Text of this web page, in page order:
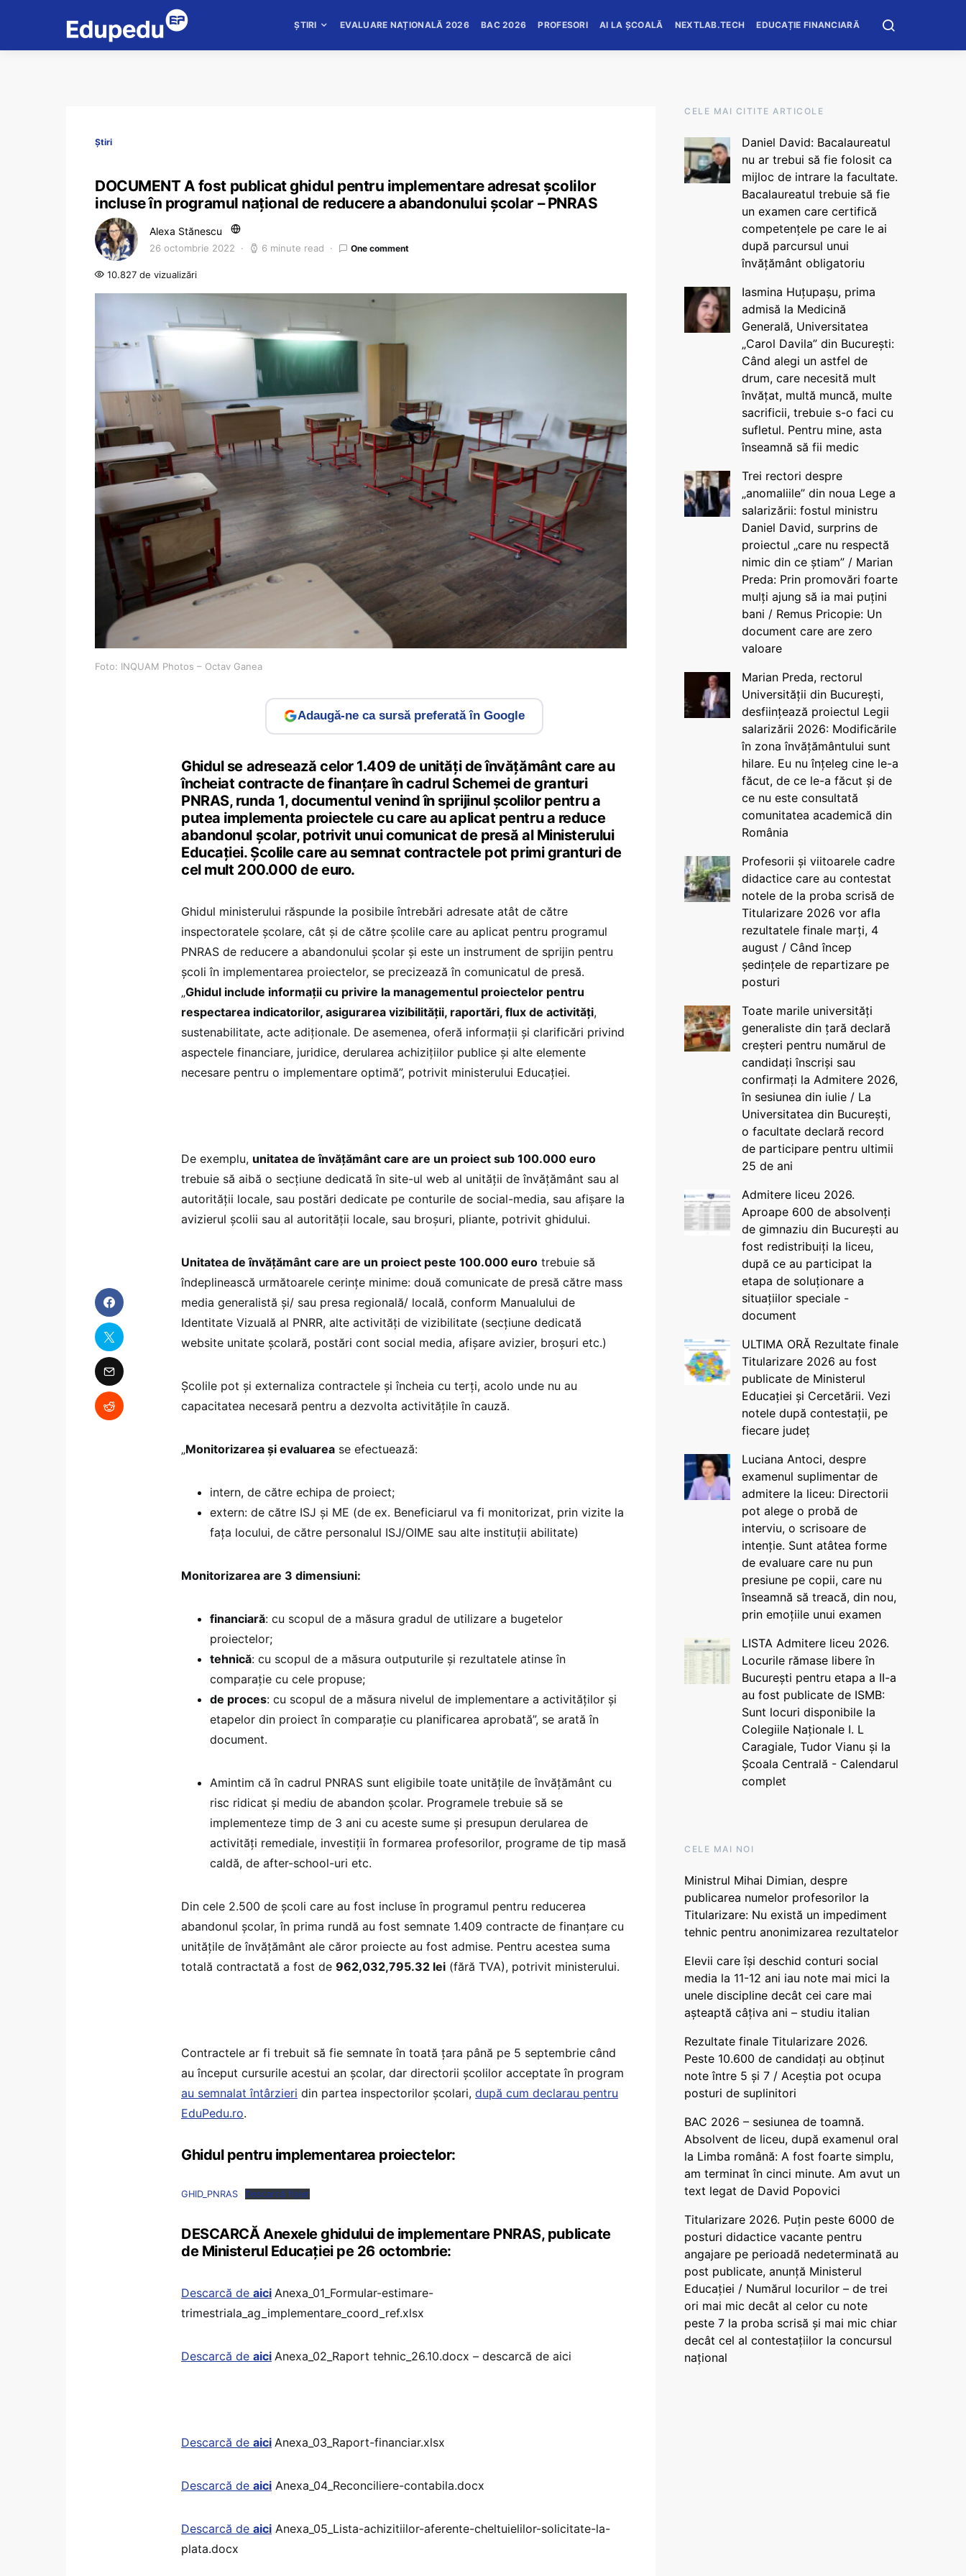
ȘTIRI EVALUARE NAȚIONALĂ 2026 BAC 2026 PROFESORI AI LA ȘCOALĂ NEXTLAB.TECH EDUCAȚIE FINANCIARĂ
Știri
DOCUMENT A fost publicat ghidul pentru implementare adresat școlilor
incluse în programul național de reducere a abandonului școlar – PNRAS
Alexa Stănescu
26 octombrie 2022 6 minute read One comment
10.827 de vizualizări
Foto: INQUAM Photos – Octav Ganea
Adaugă-ne ca sursă preferată în Google
Ghidul se adresează celor 1.409 de unități de învățământ care au
încheiat contracte de finanțare în cadrul Schemei de granturi
PNRAS, runda 1, documentul venind în sprijinul școlilor pentru a
putea implementa proiectele cu care au aplicat pentru a reduce
abandonul școlar, potrivit unui comunicat de presă al Ministerului
Educației. Școlile care au semnat contractele pot primi granturi de
cel mult 200.000 de euro.
Ghidul ministerului răspunde la posibile întrebări adresate atât de către
inspectoratele școlare, cât și de către școlile care au aplicat pentru programul
PNRAS de reducere a abandonului școlar și este un instrument de sprijin pentru
școli în implementarea proiectelor, se precizează în comunicatul de presă.
„Ghidul include informații cu privire la managementul proiectelor pentru
respectarea indicatorilor, asigurarea vizibilității, raportări, flux de activități,
sustenabilitate, acte adiționale. De asemenea, oferă informații și clarificări privind
aspectele financiare, juridice, derularea achizițiilor publice și alte elemente
necesare pentru o implementare optimă”, potrivit ministerului Educației.
De exemplu, unitatea de învățământ care are un proiect sub 100.000 euro
trebuie să aibă o secțiune dedicată în site-ul web al unității de învățământ sau al
autorității locale, sau postări dedicate pe conturile de social-media, sau afișare la
avizierul școlii sau al autorității locale, sau broșuri, pliante, potrivit ghidului.
Unitatea de învățământ care are un proiect peste 100.000 euro trebuie să
îndeplinească următoarele cerințe minime: două comunicate de presă către mass
media generalistă și/ sau presa regională/ locală, conform Manualului de
Identitate Vizuală al PNRR, alte activități de vizibilitate (secțiune dedicată
website unitate școlară, postări cont social media, afișare avizier, broșuri etc.)
Școlile pot și externaliza contractele și încheia cu terți, acolo unde nu au
capacitatea necesară pentru a dezvolta activitățile în cauză.
„Monitorizarea și evaluarea se efectuează:
intern, de către echipa de proiect;
extern: de către ISJ și ME (de ex. Beneficiarul va fi monitorizat, prin vizite la
fața locului, de către personalul ISJ/OIME sau alte instituții abilitate)
Monitorizarea are 3 dimensiuni:
financiară: cu scopul de a măsura gradul de utilizare a bugetelor
proiectelor;
tehnică: cu scopul de a măsura outputurile și rezultatele atinse în
comparație cu cele propuse;
de proces: cu scopul de a măsura nivelul de implementare a activităților și
etapelor din proiect în comparație cu planificarea aprobată”, se arată în
document.
Amintim că în cadrul PNRAS sunt eligibile toate unitățile de învățământ cu
risc ridicat și mediu de abandon școlar. Programele trebuie să se
implementeze timp de 3 ani cu aceste sume și presupun derularea de
activități remediale, investiții în formarea profesorilor, programe de tip masă
caldă, de after-school-uri etc.
Din cele 2.500 de școli care au fost incluse în programul pentru reducerea
abandonul școlar, în prima rundă au fost semnate 1.409 contracte de finanțare cu
unitățile de învățământ ale căror proiecte au fost admise. Pentru acestea suma
totală contractată a fost de 962,032,795.32 lei (fără TVA), potrivit ministerului.
Contractele ar fi trebuit să fie semnate în toată țara până pe 5 septembrie când
au început cursurile acestui an școlar, dar directorii școlilor acceptate în program
au semnalat întârzieri din partea inspectorilor școlari, după cum declarau pentru
EduPedu.ro.
Ghidul pentru implementarea proiectelor:
GHID_PNRAS Descarcă fișier
DESCARCĂ Anexele ghidului de implementare PNRAS, publicate
de Ministerul Educației pe 26 octombrie:
Descarcă de aici Anexa_01_Formular-estimare-
trimestriala_ag_implementare_coord_ref.xlsx
Descarcă de aici Anexa_02_Raport tehnic_26.10.docx – descarcă de aici
Descarcă de aici Anexa_03_Raport-financiar.xlsx
Descarcă de aici Anexa_04_Reconciliere-contabila.docx
Descarcă de aici Anexa_05_Lista-achizitiilor-aferente-cheltuielilor-solicitate-la-
plata.docx
CELE MAI CITITE ARTICOLE
Daniel David: Bacalaureatul
nu ar trebui să fie folosit ca
mijloc de intrare la facultate.
Bacalaureatul trebuie să fie
un examen care certifică
competențele pe care le ai
după parcursul unui
învățământ obligatoriu
Iasmina Huțupașu, prima
admisă la Medicină
Generală, Universitatea
„Carol Davila” din București:
Când alegi un astfel de
drum, care necesită mult
învățat, multă muncă, multe
sacrificii, trebuie s-o faci cu
sufletul. Pentru mine, asta
înseamnă să fii medic
Trei rectori despre
„anomaliile” din noua Lege a
salarizării: fostul ministru
Daniel David, surprins de
proiectul „care nu respectă
nimic din ce știam” / Marian
Preda: Prin promovări foarte
mulți ajung să ia mai puțini
bani / Remus Pricopie: Un
document care are zero
valoare
Marian Preda, rectorul
Universității din București,
desființează proiectul Legii
salarizării 2026: Modificările
în zona învățământului sunt
hilare. Eu nu înțeleg cine le-a
făcut, de ce le-a făcut și de
ce nu este consultată
comunitatea academică din
România
Profesorii și viitoarele cadre
didactice care au contestat
notele de la proba scrisă de
Titularizare 2026 vor afla
rezultatele finale marți, 4
august / Când încep
ședințele de repartizare pe
posturi
Toate marile universități
generaliste din țară declară
creșteri pentru numărul de
candidați înscriși sau
confirmați la Admitere 2026,
în sesiunea din iulie / La
Universitatea din București,
o facultate declară record
de participare pentru ultimii
25 de ani
Admitere liceu 2026.
Aproape 600 de absolvenți
de gimnaziu din București au
fost redistribuiți la liceu,
după ce au participat la
etapa de soluționare a
situațiilor speciale -
document
ULTIMA ORĂ Rezultate finale
Titularizare 2026 au fost
publicate de Ministerul
Educației și Cercetării. Vezi
notele după contestații, pe
fiecare județ
Luciana Antoci, despre
examenul suplimentar de
admitere la liceu: Directorii
pot alege o probă de
interviu, o scrisoare de
intenție. Sunt atâtea forme
de evaluare care nu pun
presiune pe copii, care nu
înseamnă să treacă, din nou,
prin emoțiile unui examen
LISTA Admitere liceu 2026.
Locurile rămase libere în
București pentru etapa a II-a
au fost publicate de ISMB:
Sunt locuri disponibile la
Colegiile Naționale I. L
Caragiale, Tudor Vianu și la
Școala Centrală - Calendarul
complet
CELE MAI NOI
Ministrul Mihai Dimian, despre
publicarea numelor profesorilor la
Titularizare: Nu există un impediment
tehnic pentru anonimizarea rezultatelor
Elevii care își deschid conturi social
media la 11-12 ani iau note mai mici la
unele discipline decât cei care mai
așteaptă câțiva ani – studiu italian
Rezultate finale Titularizare 2026.
Peste 10.600 de candidați au obținut
note între 5 și 7 / Aceștia pot ocupa
posturi de suplinitori
BAC 2026 – sesiunea de toamnă.
Absolvent de liceu, după examenul oral
la Limba română: A fost foarte simplu,
am terminat în cinci minute. Am avut un
text legat de David Popovici
Titularizare 2026. Puțin peste 6000 de
posturi didactice vacante pentru
angajare pe perioadă nedeterminată au
post publicate, anunță Ministerul
Educației / Numărul locurilor – de trei
ori mai mic decât al celor cu note
peste 7 la proba scrisă și mai mic chiar
decât cel al contestațiilor la concursul
național